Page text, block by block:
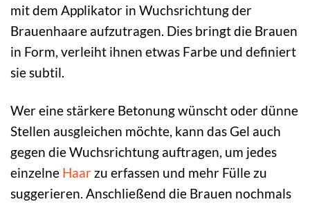
mit dem Applikator in Wuchsrichtung der
Brauenhaare aufzutragen. Dies bringt die Brauen
in Form, verleiht ihnen etwas Farbe und definiert
sie subtil.
Wer eine stärkere Betonung wünscht oder dünne
Stellen ausgleichen möchte, kann das Gel auch
gegen die Wuchsrichtung auftragen, um jedes
einzelne Haar zu erfassen und mehr Fülle zu
suggerieren. Anschließend die Brauen nochmals